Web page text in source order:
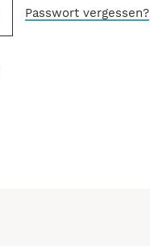
Passwort vergessen?